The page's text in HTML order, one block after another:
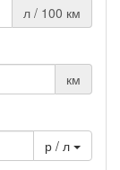
л / 100 км
км
р / л